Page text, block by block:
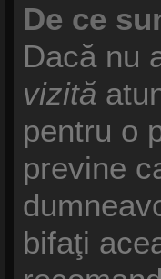
De ce
Dacă nu
vizită
pentru o
previne
bifaţi